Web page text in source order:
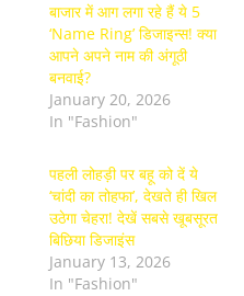
बाजार में आग लगा रहे हैं ये 5
‘Name Ring’ डिजाइन्स! क्या
आपने अपने नाम की अंगूठी
बनवाई?
January 20, 2026
In "Fashion"
पहली लोहड़ी पर बहू को दें ये
‘चांदी का तोहफा’, देखते ही खिल
उठेगा चेहरा! देखें सबसे खूबसूरत
बिछिया डिजाइंस
January 13, 2026
In "Fashion"